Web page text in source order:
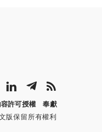
容許可授權
奉獻
版保留所有權利